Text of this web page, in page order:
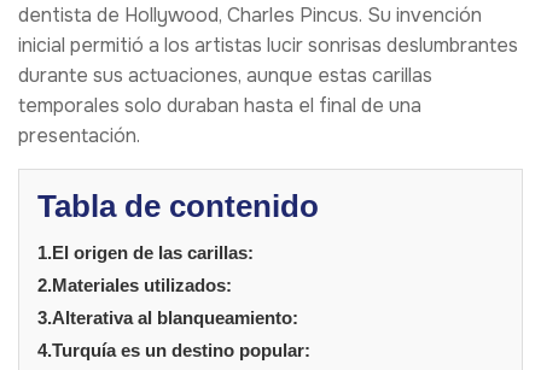
dentista de Hollywood, Charles Pincus. Su invención
inicial permitió a los artistas lucir sonrisas deslumbrantes
durante sus actuaciones, aunque estas carillas
temporales solo duraban hasta el final de una
presentación.
Tabla de contenido
1.El origen de las carillas:
2.Materiales utilizados:
3.Alterativa al blanqueamiento:
4.Turquía es un destino popular: